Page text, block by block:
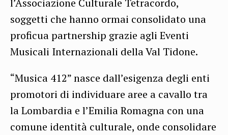
soggetti che hanno ormai consolidato una
proficua partnership grazie agli Eventi
Musicali Internazionali della Val Tidone.
“Musica 412” nasce dall’esigenza degli enti
promotori di individuare aree a cavallo tra
la Lombardia e l’Emilia Romagna con una
comune identità culturale, onde consolidare